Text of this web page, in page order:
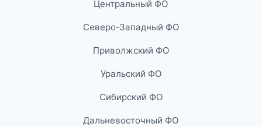
Центральный ФО
Северо-Западный ФО
Приволжский ФО
Уральский ФО
Сибирский ФО
Дальневосточный ФО